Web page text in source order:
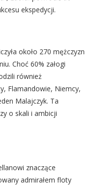
ekspedycji.
około 270 mężczyzn
Choć 60% załogi
również
Flamandowie, Niemcy,
Malajczyk. Ta
o skali i ambicji
znaczące
admirałem floty